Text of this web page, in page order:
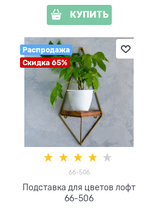
КУПИТЬ
Распродажа
Скидка 65%
66-506
Подставка для цветов лофт
66-506